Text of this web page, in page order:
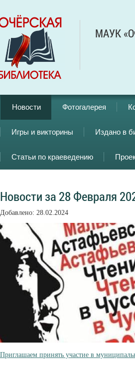
МАУК
Новости Фотогалерея
Игры и викторины Издано в
Статьи по краеведению
Новости за 28 Февраля
Добавлено: 28.02.2024
Приглашаем принять участие в